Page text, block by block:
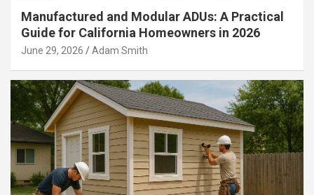
Manufactured and Modular ADUs: A Practical
Guide for California Homeowners in 2026
June 29, 2026 Adam Smith